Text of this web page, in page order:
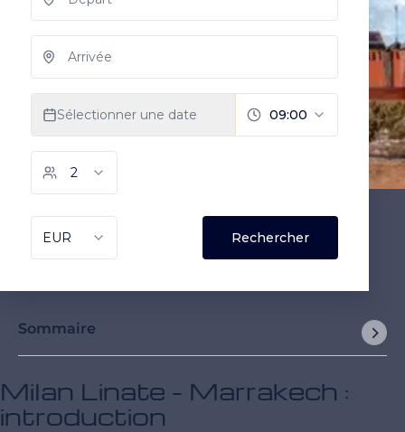
Sommaire
Milan Linate - Marrakech :
introduction